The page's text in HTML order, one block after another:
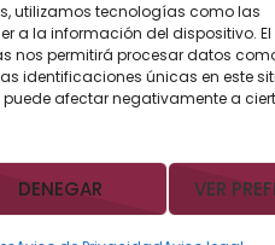
utilizamos tecnologías como las
a la información del dispositivo. El
nos permitirá procesar datos
identificaciones únicas en este
afectar negativamente a
DENEGAR VER